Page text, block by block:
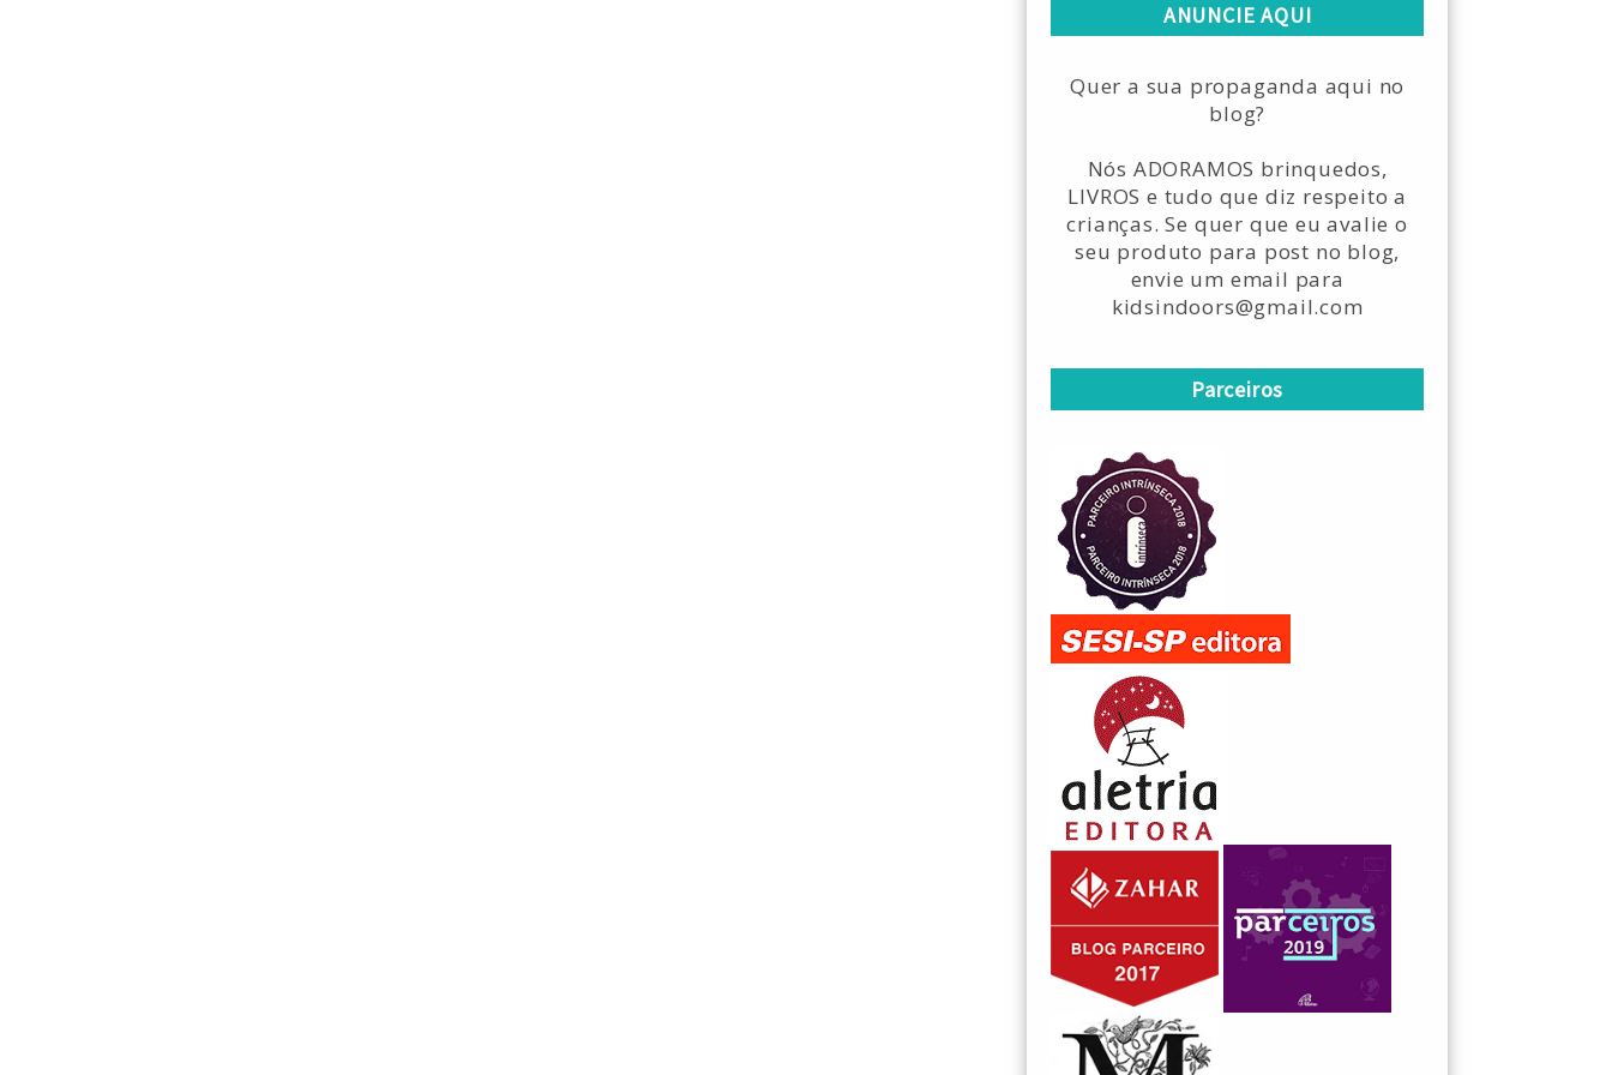
ANUNCIE AQUI
Quer a sua propaganda aqui no
blog?
Nós ADORAMOS brinquedos,
LIVROS e tudo que diz respeito a
crianças. Se quer que eu avalie o
seu produto para post no blog,
envie um email para
kidsindoors@gmail.com
Parceiros